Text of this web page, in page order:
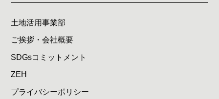
土地活用事業部
ご挨拶・会社概要
SDGsコミットメント
ZEH
プライバシーポリシー